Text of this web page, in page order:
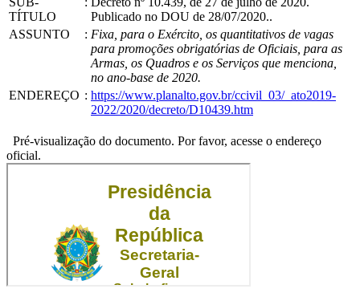
TÍTULO
Publicado no DOU de 28/07/2020..
ASSUNTO
: Fixa, para o Exército, os quantitativos de vagas
para promoções obrigatórias de Oficiais, para as
Armas, os Quadros e os Serviços que menciona,
no ano-base de 2020.
ENDEREÇO : https://www.planalto.gov.br/ccivil_03/_ato2019-
2022/2020/decreto/D10439.htm
Pré-visualização do documento. Por favor, acesse o endereço
oficial.